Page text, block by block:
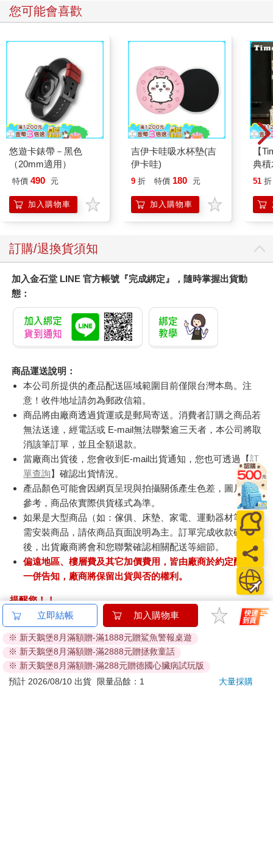
您可能會喜歡
悠遊卡錶帶－黑色
（20mm適用）
特價 490 元
加入購物車
吉伊卡哇吸水杯墊(吉
伊卡哇)
9 折 特價 180 元
加入購物車
【
典
51 折
訂購/退換貨須知
加入金石堂 LINE 官方帳號『完成綁定』，隨時掌握出貨動
態：
商品運送說明：
本公司所提供的產品配送區域範圍目前僅限台灣本島。注
意！收件地址請勿為郵政信箱。
商品將由廠商透過貨運或是郵局寄送。消費者訂購之商品若
無法送達，經電話或 E-mail無法聯繫逾三天者，本公司將取
消該筆訂單，並且全額退款。
當廠商出貨後，您會收到E-mail出貨通知，您也可透過【訂
單查詢】確認出貨情況。
產品顏色可能會因網頁呈現與拍攝關係產生色差，圖片僅供
參考，商品依實際供貨樣式為準。
如果是大型商品（如：傢俱、床墊、家電、運動器材等）及
需安裝商品，請依商品頁面說明為主。訂單完成收款確認
後，出貨廠商將會和您聯繫確認相關配送等細節。
偏遠地區、樓層費及其它加價費用，皆由廠商於約定配送時
一併告知，廠商將保留出貨與否的權利。
提醒您！！
金石堂及銀行均不會請您操作ATM! 如接獲電話要求您前往
ATM提款機，請不要聽從指示，以免受騙上當！
退換貨須知：
**提醒您，鑑賞期不等於試用期，退回商品須為全新狀態**
依據「消費者保護法」第19條及行政院消費者保護處公告之
立即結帳 加入購物車
※ 新天鵝堡8月滿額贈-滿1888元贈鯊魚警報桌遊
※ 新天鵝堡8月滿額贈-滿2888元贈拯救童話
※ 新天鵝堡8月滿額贈-滿288元贈德國心臟病試玩版
預計 2026/08/10 出貨
限量品餘：1 大量採購